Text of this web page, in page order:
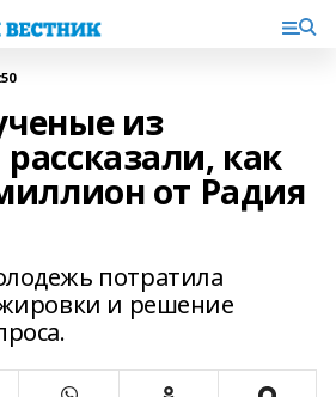
из
как
от Радия
потратила
и решение